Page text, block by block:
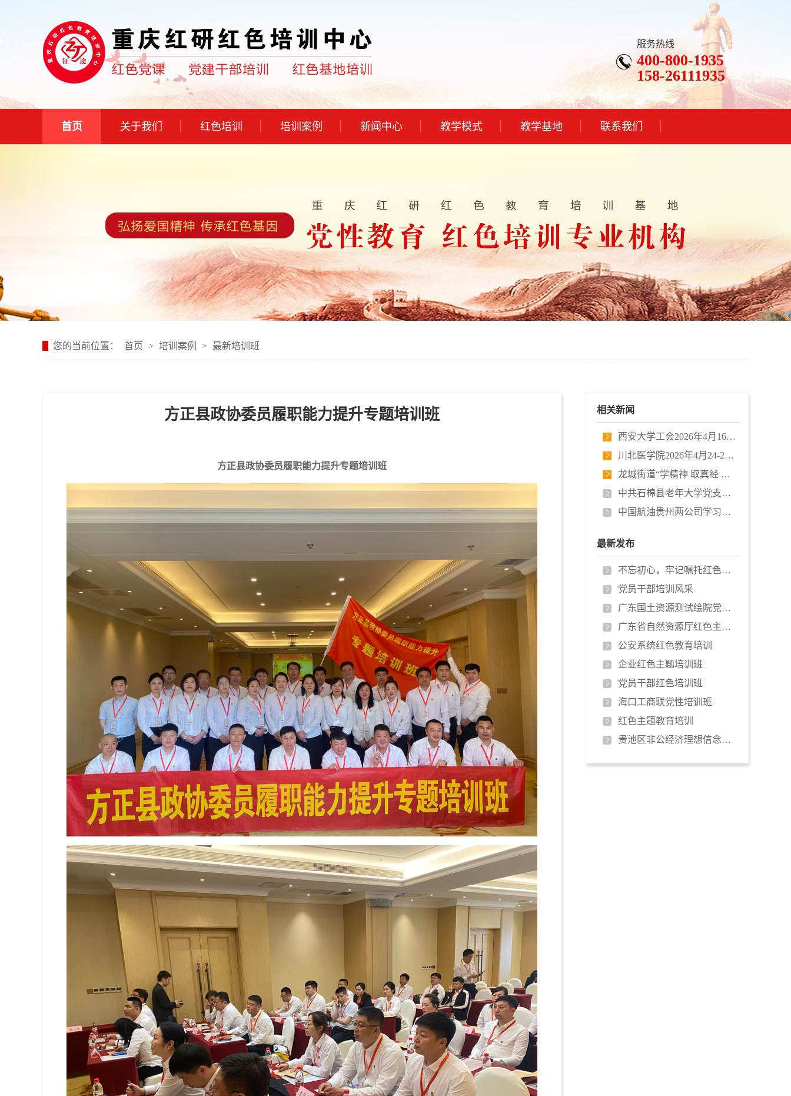
服务热线
400-800-1935
158-26111935
首页 关于我们 红色培训 培训案例 新闻中心 教学模式 教学基地 联系我们
您的当前位置： 首页 > 培训案例 > 最新培训班
方正县政协委员履职能力提升专题培训班
方正县政协委员履职能力提升专题培训班
相关新闻
西安大学工会2026年4月16-19日四川…
川北医学院2026年4月24-25日培训开…
龙城街道“学精神 取真经 闯新路 …
中共石棉县老年大学党支部 “矢志…
中国航油贵州两公司学习贯彻习近平…
最新发布
不忘初心，牢记嘱托红色培训
党员干部培训风采
广东国土资源测试绘院党性教育培训…
广东省自然资源厅红色主题教育培训…
公安系统红色教育培训
企业红色主题培训班
党员干部红色培训班
海口工商联党性培训班
红色主题教育培训
贵池区非公经济理想信念培训班